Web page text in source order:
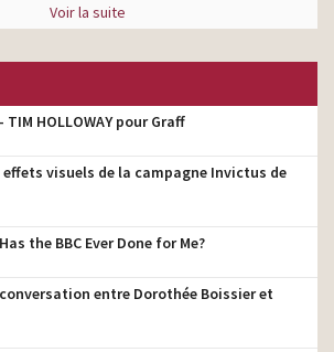
Voir la suite
TIM HOLLOWAY pour Graff
effets visuels de la campagne Invictus de
the BBC Ever Done for Me?
conversation entre Dorothée Boissier et